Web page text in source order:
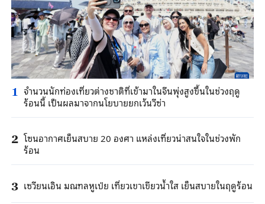
1 จำนวนนักท่องเที่ยวต่างชาติที่เข้ามาในจีนพุ่งสูงขึ้นในช่วงฤดู
ร้อนนี้ เป็นผลมาจากนโยบายยกเว้นวีซ่า
2 โซนอากาศเย็นสบาย 20 องศา แหล่งเที่ยวน่าสนใจในช่วงพัก
ร้อน
3 เซวียนเอิน มณฑลหูเป่ย เที่ยวเขาเขียวน้ำใส เย็นสบายในฤดูร้อน